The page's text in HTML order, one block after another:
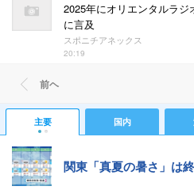
2025年にオリエンタルラ
に言及
スポニチアネックス
20:19
前ヘ
主要 国内
関東「真夏の暑さ」は